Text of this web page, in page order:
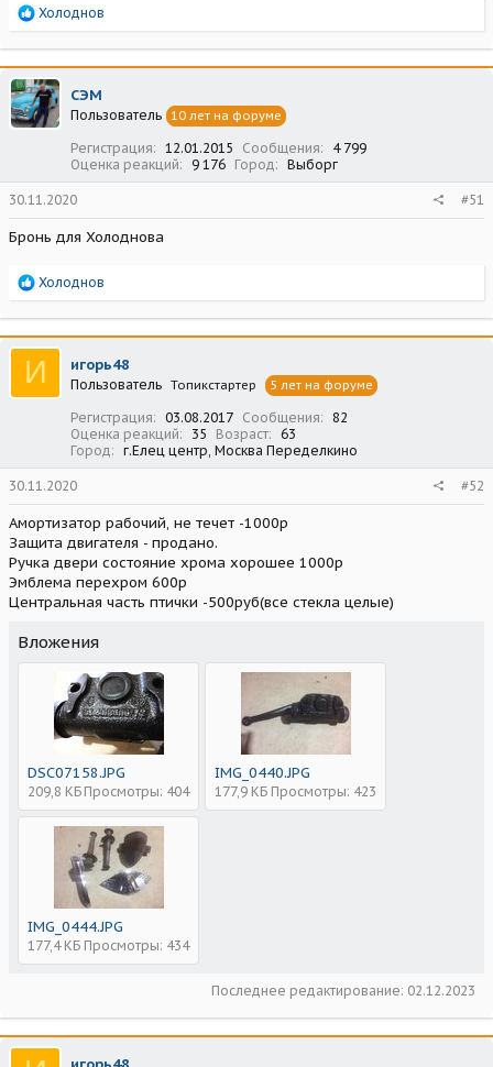
Р
а
к
ц
и
и
Холоднов
СЭМ
Пользователь 10 лет на форуме
Регистрация 12.01.2015 Сообщения
4 799
Оценка реакций
9 176 Город Выборг
30.11.2020 #51
Бронь для Холоднова
Р
а
к
ц
и
и
Холоднов
И игорь48
Пользователь Топикстартер 5 лет на форуме
Регистрация 03.08.2017 Сообщения
82
Оценка реакций
35 Возраст
63
Город
г.Елец центр, Москва Переделкино
30.11.2020 #52
Амортизатор рабочий, не течет -1000р
Защита двигателя - продано.
Ручка двери состояние хрома хорошее 1000р
Эмблема перехром 600р
Центральная часть птички -500руб(все стекла целые)
Вложения
DSC07158.JPG
209,8 КБ Просмотры: 404
IMG_0440.JPG
177,9 КБ Просмотры: 423
IMG_0444.JPG
177,4 КБ Просмотры: 434
Последнее редактирование: 02.12.2023